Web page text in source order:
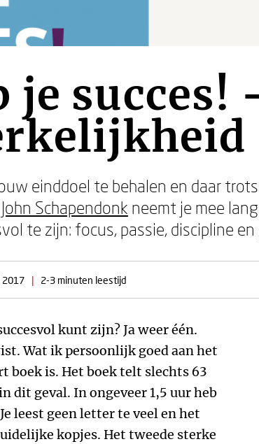
je succes!
einddoel te behalen en daar
John Schapendonk neemt je mee
te zijn: focus, passie, discipline
2017 | 2-3 minuten leestijd
kunt zijn? Ja weer één.
Wat ik persoonlijk goed aan het
boek is. Het boek telt slechts 63
dit geval. In ongeveer 1,5 uur heb
leest geen letter te veel en het
kopjes. Het tweede sterke